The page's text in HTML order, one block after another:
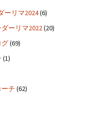
ーリマ2024(6)
ーリマ2022(20)
グ(69)
(1)
チ (62)